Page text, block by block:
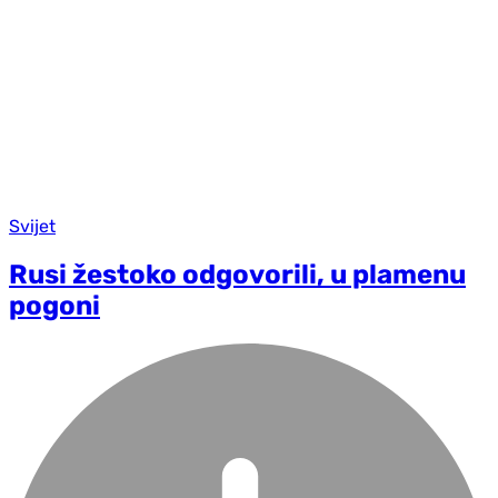
Svijet
Rusi žestoko odgovorili, u plamenu
pogoni